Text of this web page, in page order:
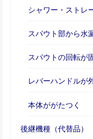
シャワー・ストレ
スパウト部から水
スパウトの回転が
レバーハンドルが
本体ががたつく
後継機種（代替品）